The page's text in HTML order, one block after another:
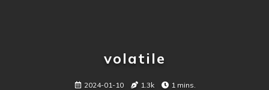
volatile
2024-01-10 1.3k 1 mins.